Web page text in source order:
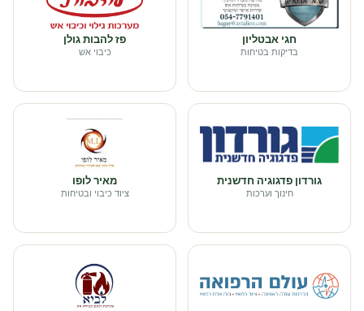
חגי אבטליון
בדיקות בטיחות
פז להבות גולן
כיבוי אש
גורדון פדגוגיה חדשנית
חינוך וערכות
מאיר לופו
ציוד כיבוי ובטיחות